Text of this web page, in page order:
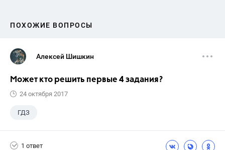
ПОХОЖИЕ ВОПРОСЫ
Алексей Шишкин
Может кто решить первые 4 задания?
24 октября 2017
ГДЗ
1 ответ